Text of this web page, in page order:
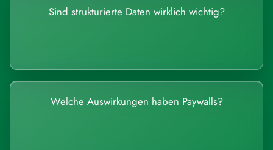
Sind strukturierte Daten wirklich wichtig?
Welche Auswirkungen haben Paywalls?